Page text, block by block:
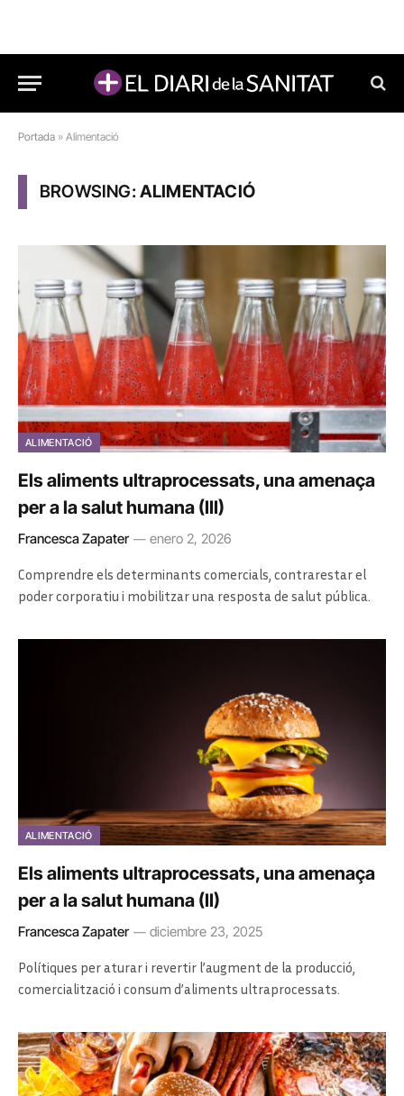
Portada » Alimentació
BROWSING:ALIMENTACIÓ
ALIMENTACIÓ
Els aliments ultraprocessats, una amenaça
per a la salut humana (III)
Francesca Zapater enero 2, 2026
Comprendre els determinants comercials, contrarestar el
poder corporatiu i mobilitzar una resposta de salut pública.
ALIMENTACIÓ
Els aliments ultraprocessats, una amenaça
per a la salut humana (II)
Francesca Zapater diciembre 23, 2025
Polítiques per aturar i revertir l’augment de la producció,
comercialització i consum d’aliments ultraprocessats.